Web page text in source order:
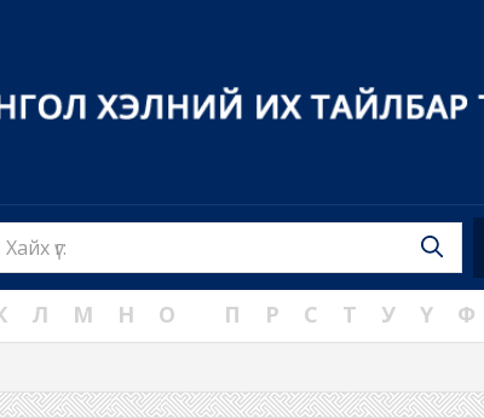
Dropdown
Л М Н О П Р С Т У Ү Ф